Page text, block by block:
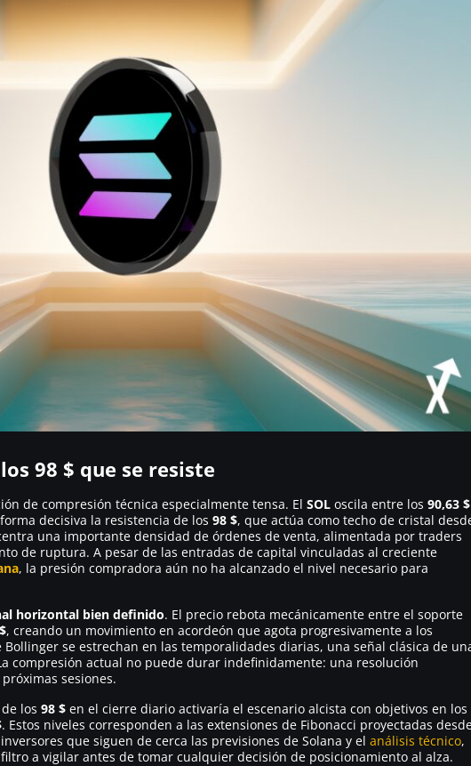
98 $ que se resiste
de compresión técnica especialmente tensa. El SOL oscila entre los 90,63 $
decisiva la resistencia de los 98 $, que actúa como techo de cristal
una importante densidad de órdenes de venta, alimentada por traders
de ruptura. A pesar de las entradas de capital vinculadas al creciente
, la presión compradora aún no ha alcanzado el nivel necesario para
horizontal bien definido. El precio rebota mecánicamente entre el soporte
, creando un movimiento en acordeón que agota progresivamente a los
se estrechan en las temporalidades diarias, una señal clásica de
compresión actual no puede durar indefinidamente: una resolución
sesiones.
los 98 $ en el cierre diario activaría el escenario alcista con objetivos en los
. Estos niveles corresponden a las extensiones de Fibonacci proyectadas
que siguen de cerca las previsiones de Solana y el análisis técnico,
a vigilar antes de tomar cualquier decisión de posicionamiento al alza.